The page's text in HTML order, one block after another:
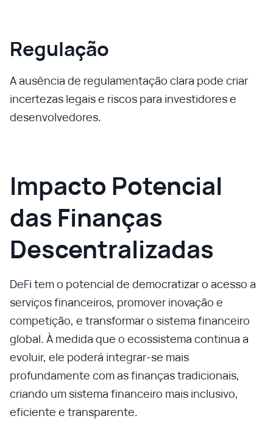
Regulação
A ausência de regulamentação clara pode criar
incertezas legais e riscos para investidores e
desenvolvedores.
Impacto Potencial
das Finanças
Descentralizadas
DeFi tem o potencial de democratizar o acesso a
serviços financeiros, promover inovação e
competição, e transformar o sistema financeiro
global. À medida que o ecossistema continua a
evoluir, ele poderá integrar-se mais
profundamente com as finanças tradicionais,
criando um sistema financeiro mais inclusivo,
eficiente e transparente.